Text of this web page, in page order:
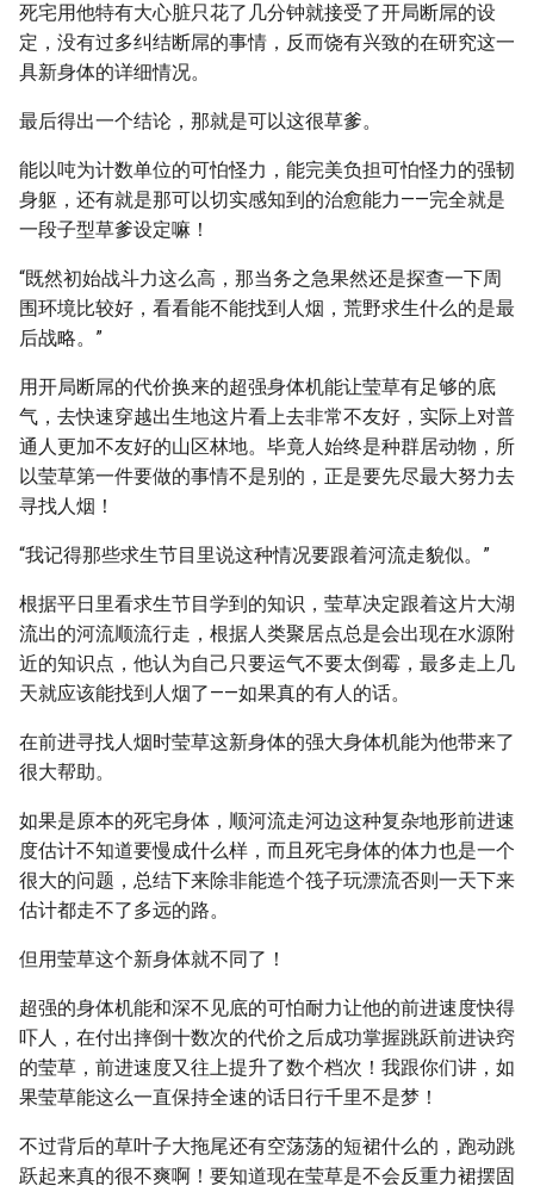
死宅用他特有大心脏只花了几分钟就接受了开局断屌的设
定，没有过多纠结断屌的事情，反而饶有兴致的在研究这一
具新身体的详细情况。
最后得出一个结论，那就是可以这很草爹。
能以吨为计数单位的可怕怪力，能完美负担可怕怪力的强韧
身躯，还有就是那可以切实感知到的治愈能力——完全就是
一段子型草爹设定嘛！
“既然初始战斗力这么高，那当务之急果然还是探查一下周
围环境比较好，看看能不能找到人烟，荒野求生什么的是最
后战略。”
用开局断屌的代价换来的超强身体机能让莹草有足够的底
气，去快速穿越出生地这片看上去非常不友好，实际上对普
通人更加不友好的山区林地。毕竟人始终是种群居动物，所
以莹草第一件要做的事情不是别的，正是要先尽最大努力去
寻找人烟！
“我记得那些求生节目里说这种情况要跟着河流走貌似。”
根据平日里看求生节目学到的知识，莹草决定跟着这片大湖
流出的河流顺流行走，根据人类聚居点总是会出现在水源附
近的知识点，他认为自己只要运气不要太倒霉，最多走上几
天就应该能找到人烟了——如果真的有人的话。
在前进寻找人烟时莹草这新身体的强大身体机能为他带来了
很大帮助。
如果是原本的死宅身体，顺河流走河边这种复杂地形前进速
度估计不知道要慢成什么样，而且死宅身体的体力也是一个
很大的问题，总结下来除非能造个筏子玩漂流否则一天下来
估计都走不了多远的路。
但用莹草这个新身体就不同了！
超强的身体机能和深不见底的可怕耐力让他的前进速度快得
吓人，在付出摔倒十数次的代价之后成功掌握跳跃前进诀窍
的莹草，前进速度又往上提升了数个档次！我跟你们讲，如
果莹草能这么一直保持全速的话日行千里不是梦！
不过背后的草叶子大拖尾还有空荡荡的短裙什么的，跑动跳
跃起来真的很不爽啊！要知道现在莹草是不会反重力裙摆固